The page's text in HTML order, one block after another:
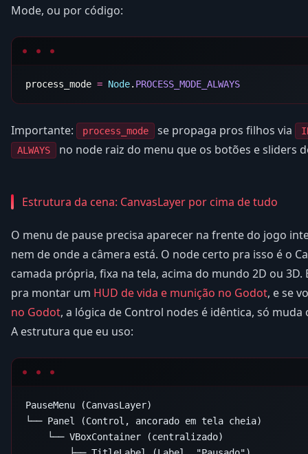
Mode, ou por código:
process_mode = Node.
Importante: process_mode se propaga pros filhos via
ALWAYS
no node raiz do menu que os botões e sliders
Estrutura da cena: CanvasLayer por cima de tudo
O menu de pause precisa aparecer na frente do jogo
nem de onde a câmera está. O node certo pra isso é o
camada própria, fixa na tela, acima do mundo 2D ou
pra montar um HUD de vida e munição no Godot, e se
no Godot, a lógica de Control nodes é idêntica, só muda
A estrutura que eu uso:
PauseMenu (CanvasLayer)
└── Panel (Control, ancorado em tela cheia)
    └── VBoxContainer (centralizado)